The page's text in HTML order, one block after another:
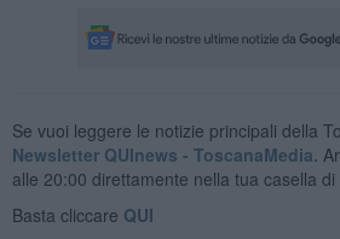
Se vuoi leggere le notizie principali della
Newsletter QUInews - ToscanaMedia.
alle 20:00 direttamente nella tua casella di
Basta cliccare QUI